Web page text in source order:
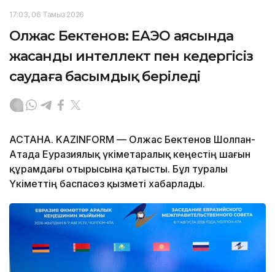
17:03, 06 Тамыз 2026
Олжас Бектенов: ЕАЭО аясында
жасанды интеллект пен кедергісіз
саудаға басымдық беріледі
АСТАНА. KAZINFORM — Олжас Бектенов Шолпан-
Атада Еуразиялық үкіметаралық кеңестің шағын
құрамдағы отырысына қатысты. Бұл туралы
Үкіметтің баспасөз қызметі хабарлады.